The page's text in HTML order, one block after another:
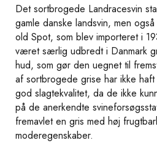
Det sortbrogede Landracesvin
gamle danske landsvin, men
old Spot, som blev importeret i
været særlig udbredt i Danmark
hud, som gør den uegnet til
af sortbrogede grise har ikke
god slagtekvalitet, da de ikke
på de anerkendte
fremavlet en gris med høj
moderegenskaber.